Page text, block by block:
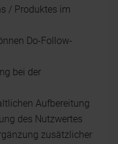
/ Produktes im
Do-Follow-
bei der
Aufbereitung
des Nutzwertes
zusätzlicher